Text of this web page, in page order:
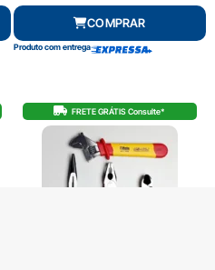
COMPRAR
Produto com entrega
FRETE GRÁTIS Consulte*